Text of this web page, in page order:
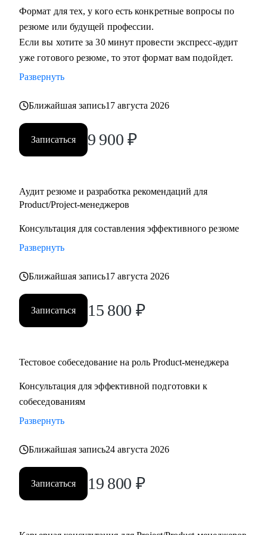
• Руководителям бизнеса: построение продуктовой
команды, консультация "внешнего СРО", построение
продуктовой культуры и ускорение процессов для
достижения целей.
• Тем, кто недавно стал руководителем: как работать с
сжигать команду, как работать со смежными командами,
заказчиками и руководителями.
• Senior менеджерам, которые хотят вырасти до СРО:
построение стратегии роста, менторство по рабочим
расти.
Формат для тех, у кого есть конкретные вопросы по
резюме или будущей профессии.
Если вы хотите за 30 минут провести экспресс-аудит
уже готового резюме, то этот формат вам подойдет.
Развернуть
Ближайшая запись17 августа 2026
Записаться 9 900 ₽
Аудит резюме и разработка рекомендаций для
Product/Project-менеджеров
Консультация для составления эффективного резюме
Развернуть
Ближайшая запись17 августа 2026
Записаться 15 800 ₽
Тестовое собеседование на роль Product-менеджера
Консультация для эффективной подготовки к
собеседованиям
Развернуть
Ближайшая запись24 августа 2026
Записаться 19 800 ₽